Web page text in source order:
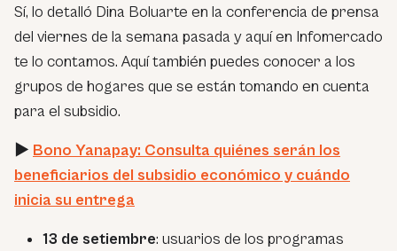
Sí, lo detalló Dina Boluarte en la conferencia de prensa
del viernes de la semana pasada y aquí en Infomercado
te lo contamos. Aquí también puedes conocer a los
grupos de hogares que se están tomando en cuenta
para el subsidio.
► Bono Yanapay: Consulta quiénes serán los
beneficiarios del subsidio económico y cuándo
inicia su entrega
13 de setiembre: usuarios de los programas